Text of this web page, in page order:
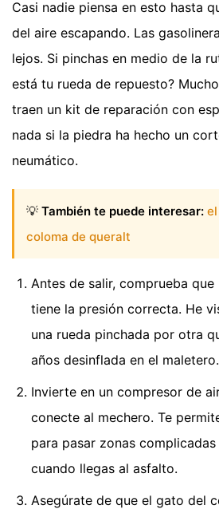
Casi nadie piensa en esto hasta
del aire escapando. Las
lejos. Si pinchas en medio de la
está tu rueda de repuesto?
traen un kit de reparación con
nada si la piedra ha hecho un
neumático.
💡 También te puede interesar:
coloma de queralt
Antes de salir, comprueba
tiene la presión correcta. He
una rueda pinchada por otra
años desinflada en el maletero.
Invierte en un compresor de
conecte al mechero. Te
para pasar zonas
cuando llegas al asfalto.
Asegúrate de que el gato del